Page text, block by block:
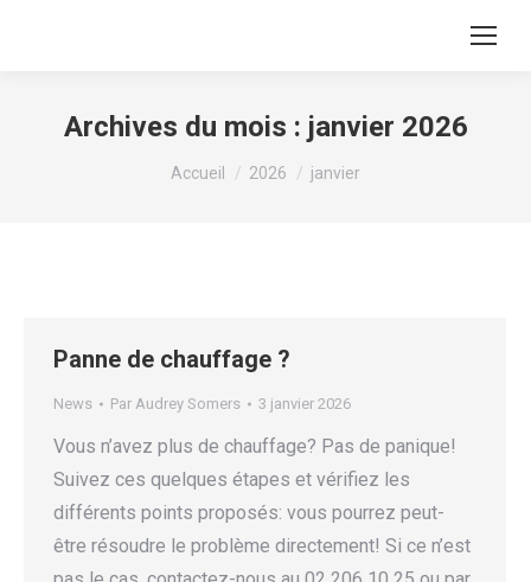
Archives du mois : janvier 2026
Vous êtes ici :
Accueil 2026 janvier
Panne de chauffage ?
News Par Audrey Somers 3 janvier 2026
Vous n’avez plus de chauffage? Pas de panique!
Suivez ces quelques étapes et vérifiez les
différents points proposés: vous pourrez peut-
être résoudre le problème directement! Si ce n’est